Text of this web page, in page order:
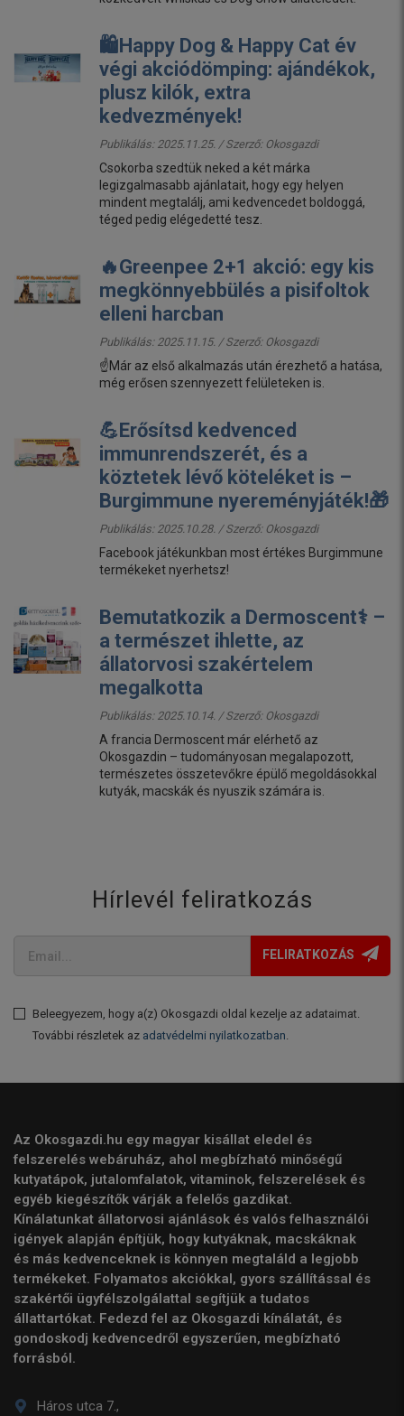
🛍️Happy Dog & Happy Cat év
végi akciódömping: ajándékok,
plusz kilók, extra
kedvezmények!
Publikálás: 2025.11.25. / Szerző: Okosgazdi
Csokorba szedtük neked a két márka
legizgalmasabb ajánlatait, hogy egy helyen
mindent megtalálj, ami kedvencedet boldoggá,
téged pedig elégedetté tesz.
🔥Greenpee 2+1 akció: egy kis
megkönnyebbülés a pisifoltok
elleni harcban
Publikálás: 2025.11.15. / Szerző: Okosgazdi
☝️Már az első alkalmazás után érezhető a hatása,
még erősen szennyezett felületeken is.
💪Erősítsd kedvenced
immunrendszerét, és a
köztetek lévő köteléket is –
Burgimmune nyereményjáték!🎁
Publikálás: 2025.10.28. / Szerző: Okosgazdi
Facebook játékunkban most értékes Burgimmune
termékeket nyerhetsz!
Bemutatkozik a Dermoscent⚕️ –
a természet ihlette, az
állatorvosi szakértelem
megalkotta
Publikálás: 2025.10.14. / Szerző: Okosgazdi
A francia Dermoscent már elérhető az
Okosgazdin – tudományosan megalapozott,
természetes összetevőkre épülő megoldásokkal
kutyák, macskák és nyuszik számára is.
Hírlevél feliratkozás
FELIRATKOZÁS
Beleegyezem, hogy a(z) Okosgazdi oldal kezelje az adataimat.
További részletek az adatvédelmi nyilatkozatban.
Az Okosgazdi.hu egy magyar kisállat eledel és
felszerelés webáruház, ahol megbízható minőségű
kutyatápok, jutalomfalatok, vitaminok, felszerelések és
egyéb kiegészítők várják a felelős gazdikat.
Kínálatunkat állatorvosi ajánlások és valós felhasználói
igények alapján építjük, hogy kutyáknak, macskáknak
és más kedvenceknek is könnyen megtaláld a legjobb
termékeket. Folyamatos akciókkal, gyors szállítással és
szakértői ügyfélszolgálattal segítjük a tudatos
állattartókat. Fedezd fel az Okosgazdi kínálatát, és
gondoskodj kedvencedről egyszerűen, megbízható
forrásból.
Háros utca 7.,